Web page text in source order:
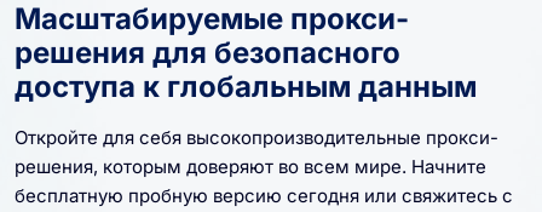
Масштабируемые прокси-
решения для безопасного
доступа к глобальным данным
Откройте для себя высокопроизводительные прокси-
решения, которым доверяют во всем мире. Начните
бесплатную пробную версию сегодня или свяжитесь с